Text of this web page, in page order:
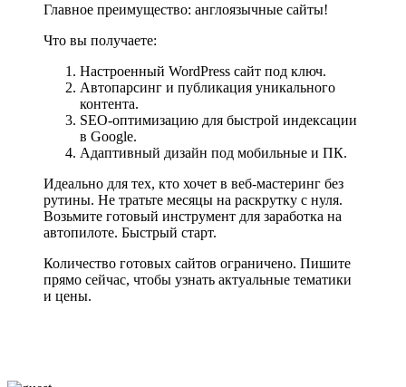
Главное преимущество: англоязычные сайты!
Что вы получаете:
Настроенный WordPress сайт под ключ.
Автопарсинг и публикация уникального
контента.
SEO-оптимизацию для быстрой индексации
в Google.
Адаптивный дизайн под мобильные и ПК.
Идеально для тех, кто хочет в веб-мастеринг без
рутины. Не тратьте месяцы на раскрутку с нуля.
Возьмите готовый инструмент для заработка на
автопилоте. Быстрый старт.
Количество готовых сайтов ограничено. Пишите
прямо сейчас, чтобы узнать актуальные тематики
и цены.